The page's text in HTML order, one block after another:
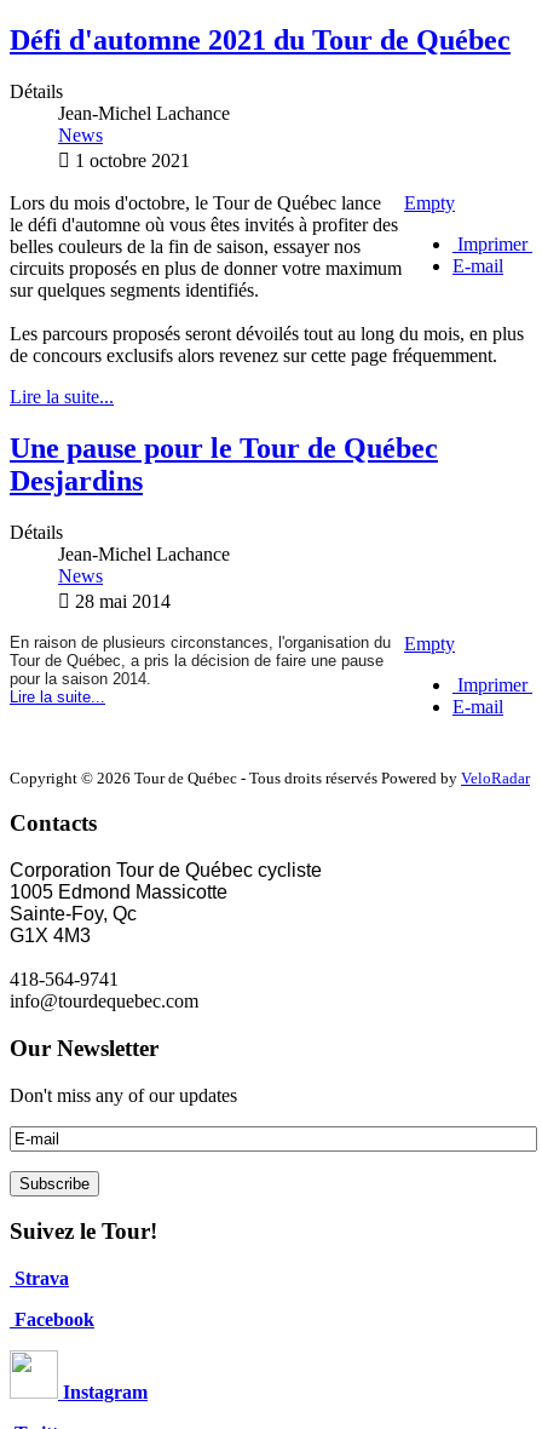
Défi d'automne 2021 du Tour de Québec
Détails
Jean-Michel Lachance
News
1 octobre 2021
Empty
Imprimer
E-mail
Lors du mois d'octobre, le Tour de Québec lance
le défi d'automne où vous êtes invités à profiter des
belles couleurs de la fin de saison, essayer nos
circuits proposés en plus de donner votre maximum
sur quelques segments identifiés.
Les parcours proposés seront dévoilés tout au long du mois, en plus
de concours exclusifs alors revenez sur cette page fréquemment.
Lire la suite...
Une pause pour le Tour de Québec
Desjardins
Détails
Jean-Michel Lachance
News
28 mai 2014
Empty
Imprimer
E-mail
En raison de plusieurs circonstances, l'organisation du
Tour de Québec, a pris la décision de faire une pause
pour la saison 2014.
Lire la suite...
Copyright © 2026 Tour de Québec - Tous droits réservés Powered by VeloRadar
Contacts
Corporation Tour de Québec cycliste
1005 Edmond Massicotte
Sainte-Foy, Qc
G1X 4M3
418-564-9741
info@tourdequebec.com
Our Newsletter
Don't miss any of our updates
Suivez le Tour!
Strava
Facebook
Instagram